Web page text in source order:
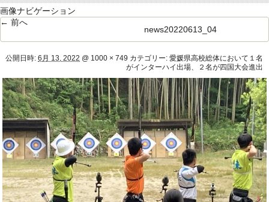
画像ナビゲーション
← 前へ
news20220613_04
公開日時: 6月 13, 2022 @ 1000 × 749 カテゴリー: 愛媛県高校総体において１名
がインターハイ出場、２名が四国大会進出